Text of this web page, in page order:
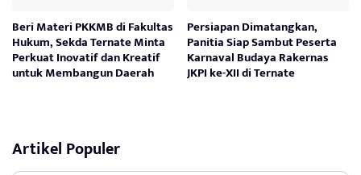
Beri Materi PKKMB di Fakultas
Hukum, Sekda Ternate Minta
Perkuat Inovatif dan Kreatif
untuk Membangun Daerah
Persiapan Dimatangkan,
Panitia Siap Sambut Peserta
Karnaval Budaya Rakernas
JKPI ke-XII di Ternate
Artikel Populer